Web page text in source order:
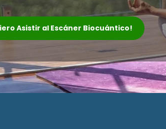
Asistir al Escáner Biocuántico!